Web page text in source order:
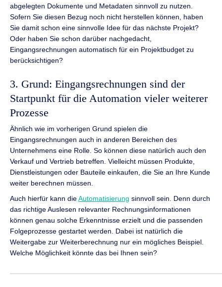
abgelegten Dokumente und Metadaten sinnvoll zu nutzen.
Sofern Sie diesen Bezug noch nicht herstellen können, haben
Sie damit schon eine sinnvolle Idee für das nächste Projekt?
Oder haben Sie schon darüber nachgedacht,
Eingangsrechnungen automatisch für ein Projektbudget zu
berücksichtigen?
3. Grund: Eingangsrechnungen sind der
Startpunkt für die Automation vieler weiterer
Prozesse
Ähnlich wie im vorherigen Grund spielen die
Eingangsrechnungen auch in anderen Bereichen des
Unternehmens eine Rolle. So können diese natürlich auch den
Verkauf und Vertrieb betreffen. Vielleicht müssen Produkte,
Dienstleistungen oder Bauteile einkaufen, die Sie an Ihre Kunde
weiter berechnen müssen.
Auch hierfür kann dieAutomatisierung sinnvoll sein. Denn durch
das richtige Auslesen relevanter Rechnungsinformationen
können genau solche Erkenntnisse erzielt und die passenden
Folgeprozesse gestartet werden. Dabei ist natürlich die
Weitergabe zur Weiterberechnung nur ein mögliches Beispiel.
Welche Möglichkeit könnte das bei Ihnen sein?